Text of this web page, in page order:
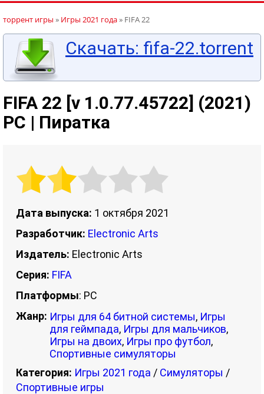
торрент игры » Игры 2021 года» FIFA 22
Скачать: fifa-22.torrent
FIFA 22 [v 1.0.77.45722] (2021)
PC | Пиратка
Дата выпуска: 1 октября 2021
Разработчик: Electronic Arts
Издатель: Electronic Arts
Серия: FIFA
Платформы: PC
Жанр: Игры для 64 битной системы, Игры
для геймпада, Игры для мальчиков,
Игры на двоих, Игры про футбол,
Спортивные симуляторы
Категория: Игры 2021 года / Симуляторы /
Спортивные игры